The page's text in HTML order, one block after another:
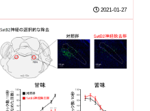
2021-01-27